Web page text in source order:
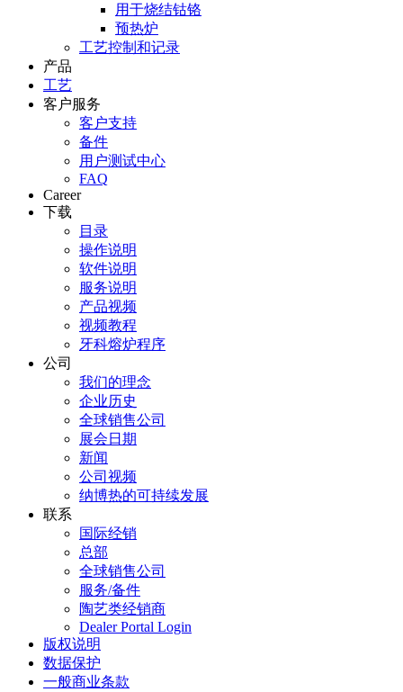
用于烧结钴铬
预热炉
工艺控制和记录
产品
工艺
客户服务
客户支持
备件
用户测试中心
FAQ
Career
下载
目录
操作说明
软件说明
服务说明
产品视频
视频教程
牙科熔炉程序
公司
我们的理念
企业历史
全球销售公司
展会日期
新闻
公司视频
纳博热的可持续发展
联系
国际经销
总部
全球销售公司
服务/备件
陶艺类经销商
Dealer Portal Login
版权说明
数据保护
一般商业条款